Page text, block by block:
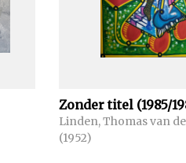
Zonder titel (1985/
Linden, Thomas van
(1952)